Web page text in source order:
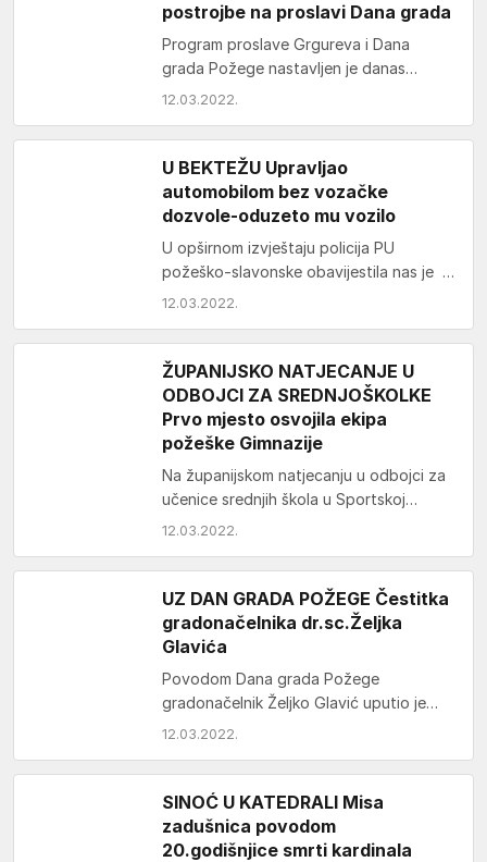
postrojbe na proslavi Dana grada
Program proslave Grgureva i Dana
grada Požege nastavljen je danas
mimohodom povijesnih postrojbi. Njih
Hercegovine,…
12.03.2022.
U BEKTEŽU Upravljao
automobilom bez vozačke
dozvole-oduzeto mu vozilo
U opširnom izvještaju policija PU
požeško-slavonske obavijestila nas je o
dovršenom kriminalističkom istraživanju,
kuću,…
12.03.2022.
ŽUPANIJSKO NATJECANJE U
ODBOJCI ZA SREDNJOŠKOLKE
Prvo mjesto osvojila ekipa
požeške Gimnazije
Na županijskom natjecanju u odbojci za
učenice srednjih škola u Sportskoj
dvorani „Tomislav Pirc“ sudjelovalo je
županijski…
12.03.2022.
UZ DAN GRADA POŽEGE Čestitka
gradonačelnika dr.sc.Željka
Glavića
Povodom Dana grada Požege
gradonačelnik Željko Glavić uputio je
svojim sugrađanima slijedeću čestitku:
vam iskrene…
12.03.2022.
SINOĆ U KATEDRALI Misa
zadušnica povodom
20.godišnjice smrti kardinala